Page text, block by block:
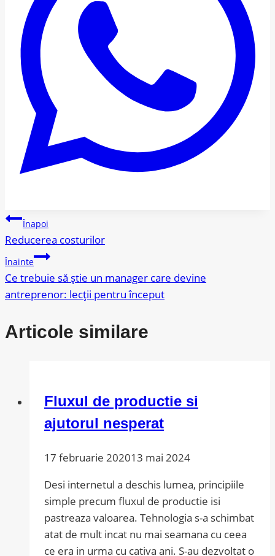
Navigare
în
articole
Înapoi
Reducerea costurilor
Înainte
Ce trebuie să știe un manager care devine
antreprenor: lecții pentru început
Articole similare
Fluxul de productie si
ajutorul nesperat
17 februarie 202013 mai 2024
Desi internetul a deschis lumea, principiile
simple precum fluxul de productie isi
pastreaza valoarea. Tehnologia s-a schimbat
atat de mult incat nu mai seamana cu ceea
ce era in urma cu cativa ani. S-au dezvoltat o